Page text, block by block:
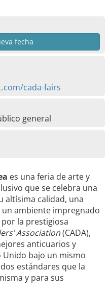
fecha
cada-fairs
general
es una feria de arte y
que se celebra una
altísima calidad, una
un ambiente impregnado
la prestigiosa
Association(CADA),
anticuarios y
Unido bajo un mismo
estándares que la
y para sus